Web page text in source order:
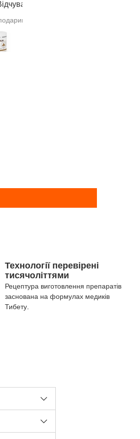
Технології перевірені
тисячоліттями
Рецептура виготовлення препаратів
заснована на формулах медиків
Тибету.